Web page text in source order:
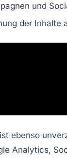
und
der Inhalte
ebenso
Analytics,